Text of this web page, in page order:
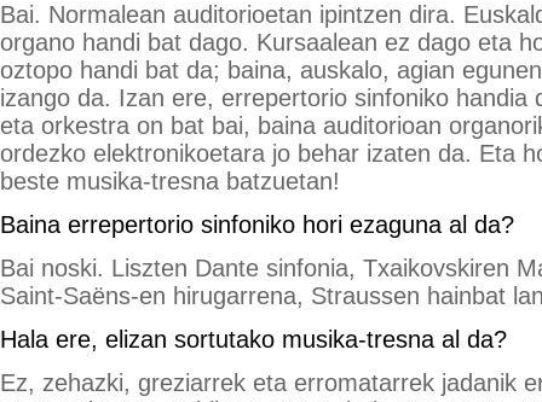
Bai. Normalean auditorioetan ipintzen dira.
organo handi bat dago. Kursaalean ez dago eta
oztopo handi bat da; baina, auskalo, agian
izango da. Izan ere, errepertorio sinfoniko handia
eta orkestra on bat bai, baina auditorioan
ordezko elektronikoetara jo behar izaten da. Eta
beste musika-tresna batzuetan!
Baina errepertorio sinfoniko hori ezaguna al da?
Bai noski. Liszten Dante sinfonia, Txaikovskiren
Saint-Saëns-en hirugarrena, Straussen hainbat
Hala ere, elizan sortutako musika-tresna al da?
Ez, zehazki, greziarrek eta erromatarrek jadanik